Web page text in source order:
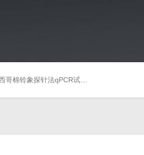
棉铃象探针法qPCR试剂盒（不含内参）